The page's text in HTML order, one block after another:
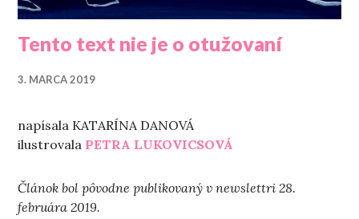
Tento text nie je o otužovaní
3. MARCA 2019
napísala KATARÍNA DANOVÁ
ilustrovala PETRA LUKOVICSOVÁ
Článok bol pôvodne publikovaný v newslettri 28.
februára 2019.